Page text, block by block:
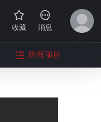
收藏 消息
所有项目